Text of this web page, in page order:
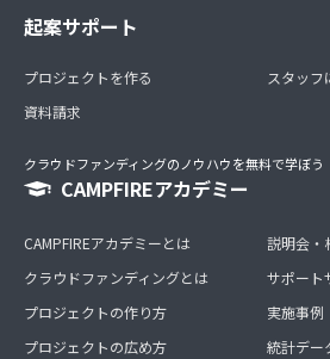
起案サポート
プロジェクトを作る
資料請求
スタッフ
クラウドファンディングのノウハウを無料で学ぼう
CAMPFIREアカデミー
CAMPFIREアカデミーとは
クラウドファンディングとは
プロジェクトの作り方
プロジェクトの広め方
説明会・
サポート
実施事例
統計デー